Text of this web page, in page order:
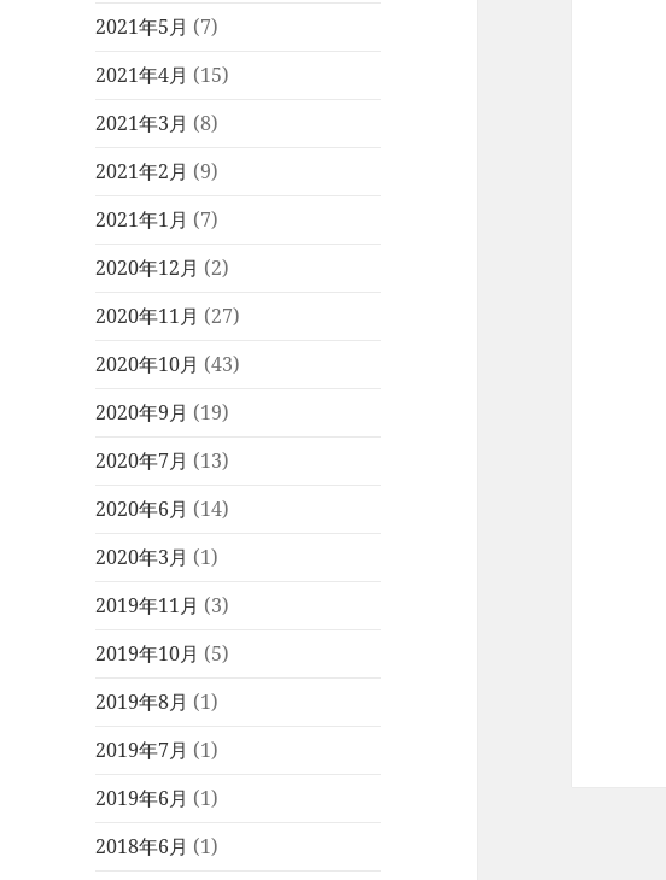
2021年5月 (7)
2021年4月 (15)
2021年3月 (8)
2021年2月 (9)
2021年1月 (7)
2020年12月 (2)
2020年11月 (27)
2020年10月 (43)
2020年9月 (19)
2020年7月 (13)
2020年6月 (14)
2020年3月 (1)
2019年11月 (3)
2019年10月 (5)
2019年8月 (1)
2019年7月 (1)
2019年6月 (1)
2018年6月 (1)